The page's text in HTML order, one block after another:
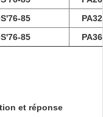
85
85
et réponse